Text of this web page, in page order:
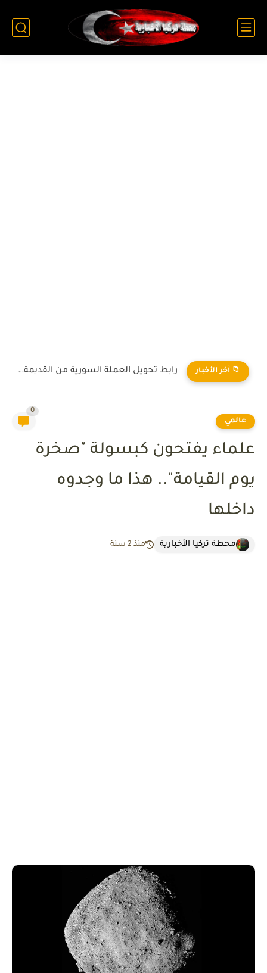
📁 آخر الأخبار رابط تحويل العملة السورية من القديمة إلى الجديدة 2026
عالمي
0
علماء يفتحون كبسولة "صخرة
يوم القيامة".. هذا ما وجدوه
داخلها
محطة تركيا الأخبارية منذ 2 سنة